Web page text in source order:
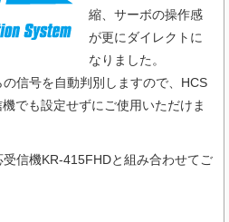
縮、サーボの操作感
が更にダイレクトに
なりました。
信号を自動判別しますので、HCS
でも設定せずにご使用いただけま
信機KR-415FHDと組み合わせてご